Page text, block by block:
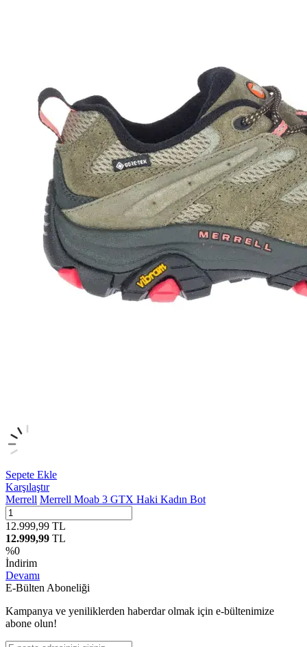
Sepete Ekle
Karşılaştır
Merrell Merrell Moab 3 GTX Haki Kadın Bot
12.999,99 TL
12.999,99 TL
%0
İndirim
Devamı
E-Bülten Aboneliği
Kampanya ve yeniliklerden haberdar olmak için e-bültenimize
abone olun!